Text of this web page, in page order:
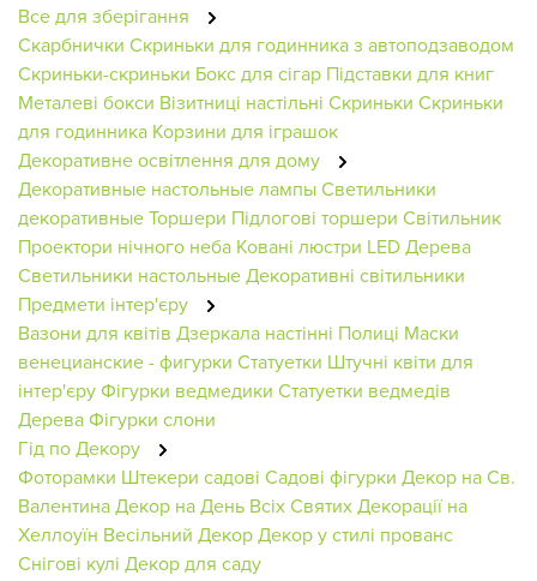
Все для зберігання
Скарбнички Скриньки для годинника з автоподзаводом
Скриньки-скриньки Бокс для сігар Підставки для книг
Металеві бокси Візитниці настільні Скриньки Скриньки
для годинника Корзини для іграшок
Декоративне освітлення для дому
Декоративные настольные лампыСветильники
декоративныеТоршери Підлогові торшери Світильник
Проектори нічного неба Ковані люстри LED Дерева
Светильники настольныеДекоративні світильники
Предмети інтер'єру
Вазони для квітів Дзеркала настінні Полиці Маски
венецианские - фигурки Статуетки Штучні квіти для
інтер'єруФігурки ведмедики Статуетки ведмедів
ДереваФігурки слони
Гід по Декору
Фоторамки Штекери садові Садові фігурки Декор на Св.
ВалентинаДекор на День Всіх СвятихДекорації на
Хеллоуїн Весільний ДекорДекор у стилі прованс
Снігові кулі Декор для саду